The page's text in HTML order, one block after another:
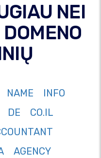
NEI
NAME
INFO
DE
CO.IL
AGENCY